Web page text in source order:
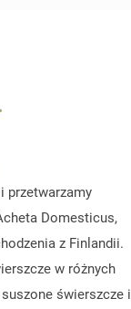
przetwarzamy
Domesticus,
z Finlandii.
w różnych
świerszcze i